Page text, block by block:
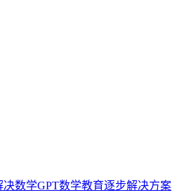
决数学GPT数学教育逐步解决方案